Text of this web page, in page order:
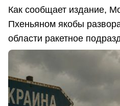
Как сообщает издание,
Пхеньяном якобы
области ракетное